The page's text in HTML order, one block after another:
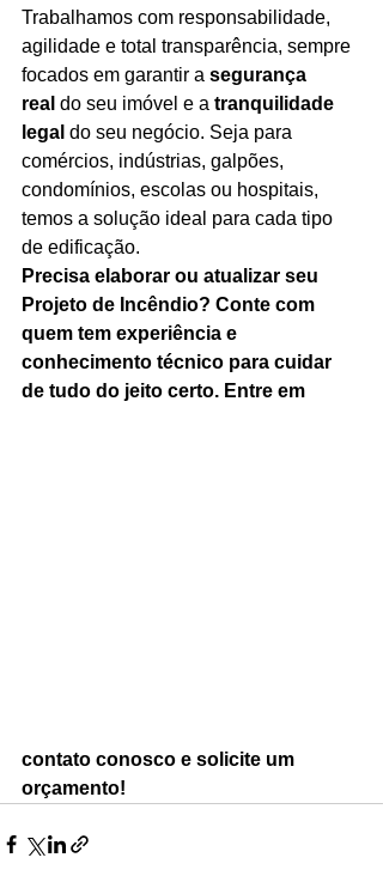
Trabalhamos com responsabilidade,
agilidade e total transparência, sempre
focados em garantir a segurança
real do seu imóvel e a tranquilidade
legal do seu negócio. Seja para
comércios, indústrias, galpões,
condomínios, escolas ou hospitais,
temos a solução ideal para cada tipo
de edificação.
Precisa elaborar ou atualizar seu
Projeto de Incêndio? Conte com
quem tem experiência e
conhecimento técnico para cuidar
de tudo do jeito certo. Entre em
contato conosco e solicite um
orçamento!